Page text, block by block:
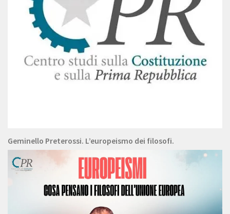
Geminello Preterossi. L’europeismo dei filosofi.